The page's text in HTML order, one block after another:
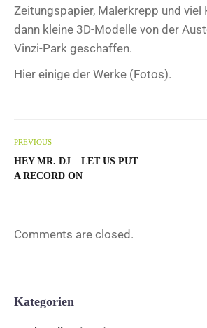
Zeitungspapier, Malerkrepp und viel
dann kleine 3D-Modelle von der
Vinzi-Park geschaffen.
Hier einige der Werke (Fotos).
PREVIOUS
HEY MR. DJ – LET US PUT
A RECORD ON
Comments are closed.
Kategorien